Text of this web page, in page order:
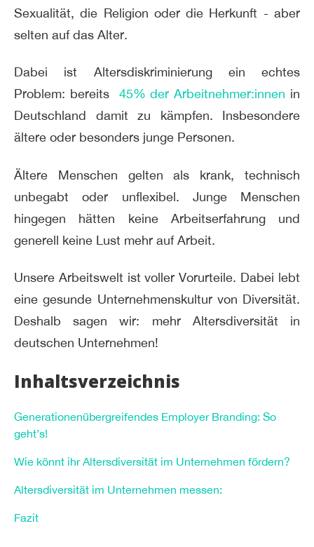
Sexualität, die Religion oder die Herkunft - aber
selten auf das Alter.
Dabei ist Altersdiskriminierung ein echtes
Problem: bereits 45% der Arbeitnehmer:innen in
Deutschland damit zu kämpfen. Insbesondere
ältere oder besonders junge Personen.
Ältere Menschen gelten als krank, technisch
unbegabt oder unflexibel. Junge Menschen
hingegen hätten keine Arbeitserfahrung und
generell keine Lust mehr auf Arbeit.
Unsere Arbeitswelt ist voller Vorurteile. Dabei lebt
eine gesunde Unternehmenskultur von Diversität.
Deshalb sagen wir: mehr Altersdiversität in
deutschen Unternehmen!
Inhaltsverzeichnis
Generationenübergreifendes Employer Branding: So
geht’s!
Wie könnt ihr Altersdiversität im Unternehmen fördern?
Altersdiversität im Unternehmen messen:
Fazit